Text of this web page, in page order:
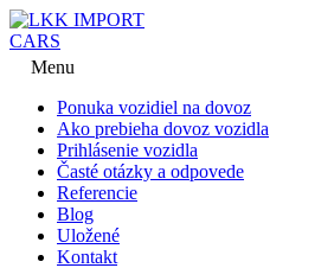
Menu
Ponuka vozidiel na dovoz
Ako prebieha dovoz vozidla
Prihlásenie vozidla
Časté otázky a odpovede
Referencie
Blog
Uložené
Kontakt